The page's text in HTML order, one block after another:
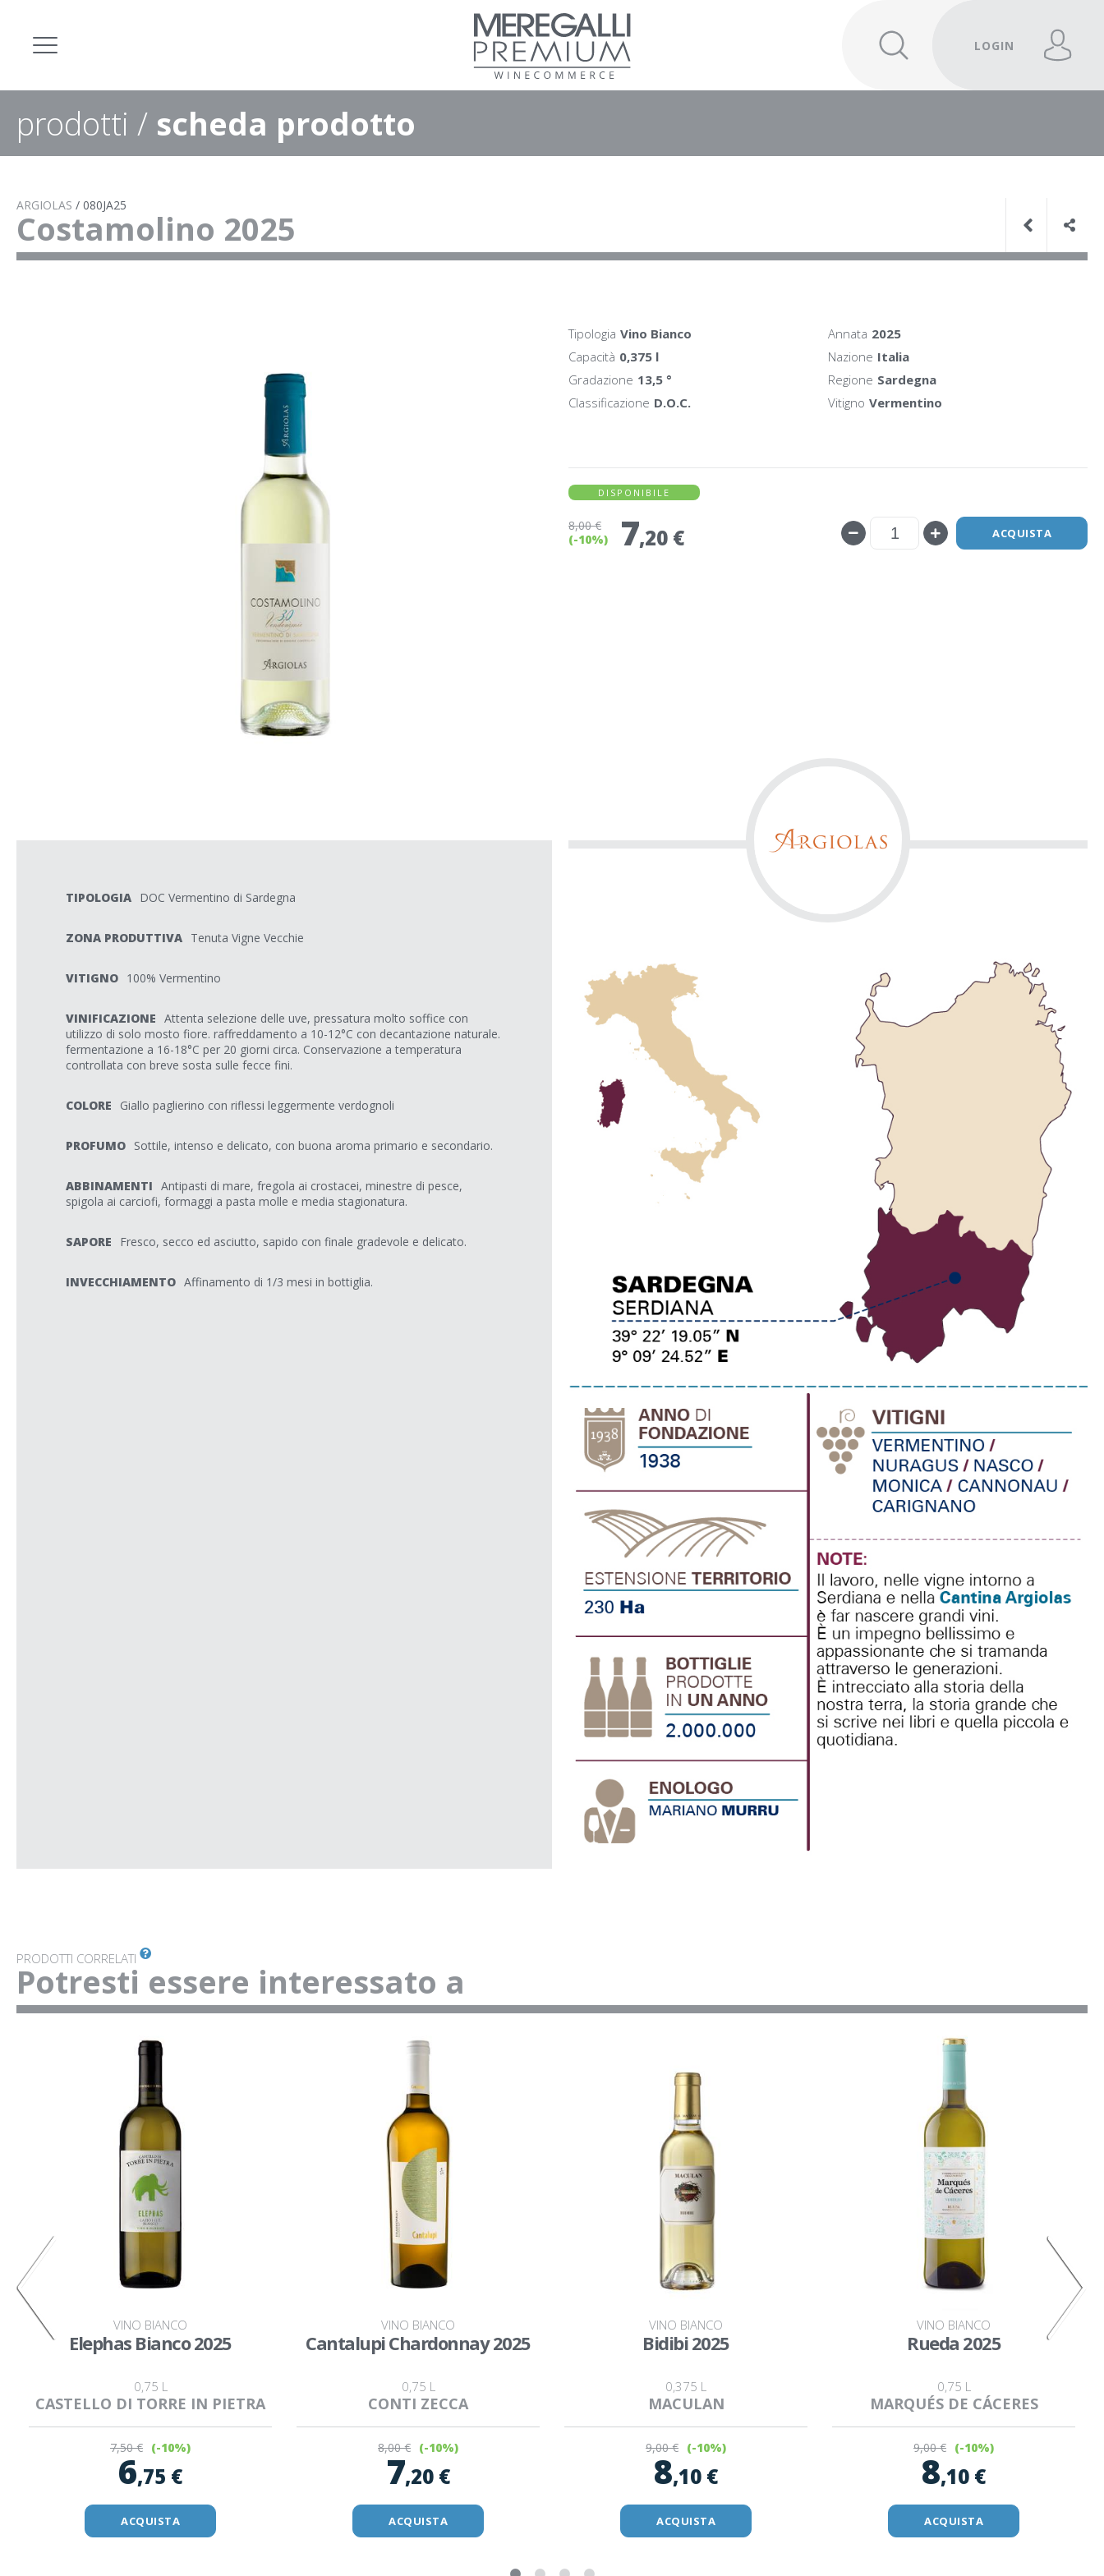
LOGIN
prodotti / scheda prodotto
ARGIOLAS / 080JA25
Costamolino 2025
Tipologia Vino Bianco Annata 2025
Capacità 0,375 l Nazione Italia
Gradazione 13,5 ° Regione Sardegna
Classificazione D.O.C. Vitigno Vermentino
DISPONIBILE
8,00 €
(-10%)
7,20 € ACQUISTA
TIPOLOGIA DOC Vermentino di Sardegna
ZONA PRODUTTIVA Tenuta Vigne Vecchie
VITIGNO 100% Vermentino
VINIFICAZIONE Attenta selezione delle uve, pressatura molto soffice con
utilizzo di solo mosto fiore. raffreddamento a 10-12°C con decantazione naturale.
fermentazione a 16-18°C per 20 giorni circa. Conservazione a temperatura
controllata con breve sosta sulle fecce fini.
COLORE Giallo paglierino con riflessi leggermente verdognoli
PROFUMO Sottile, intenso e delicato, con buona aroma primario e secondario.
ABBINAMENTI Antipasti di mare, fregola ai crostacei, minestre di pesce,
spigola ai carciofi, formaggi a pasta molle e media stagionatura.
SAPORE Fresco, secco ed asciutto, sapido con finale gradevole e delicato.
INVECCHIAMENTO Affinamento di 1/3 mesi in bottiglia.
PRODOTTI CORRELATI
Potresti essere interessato a
VINO BIANCO
Elephas Bianco 2025
0,75 L
CASTELLO DI TORRE IN PIETRA
7,50 € (-10%)
6,75 €
ACQUISTA
VINO BIANCO
Cantalupi Chardonnay 2025
0,75 L
CONTI ZECCA
8,00 € (-10%)
7,20 €
ACQUISTA
VINO BIANCO
Bidibi 2025
0,375 L
MACULAN
9,00 € (-10%)
8,10 €
ACQUISTA
VINO BIANCO
Rueda 2025
0,75 L
MARQUÉS DE CÁCERES
9,00 € (-10%)
8,10 €
ACQUISTA